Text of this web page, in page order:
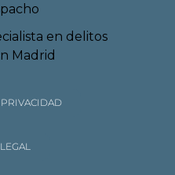
en delitos
Madrid